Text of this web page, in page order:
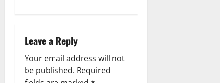
g
a
Leave a Reply
Your email address will not
be published. Required